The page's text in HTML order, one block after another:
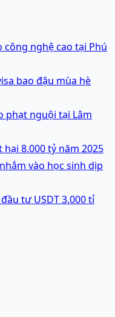
nghệ cao tại Phú
bao đậu mùa hè
phạt nguội tại Lâm
8.000 tỷ năm 2025
vào học sinh dịp
tư USDT 3.000 tỉ